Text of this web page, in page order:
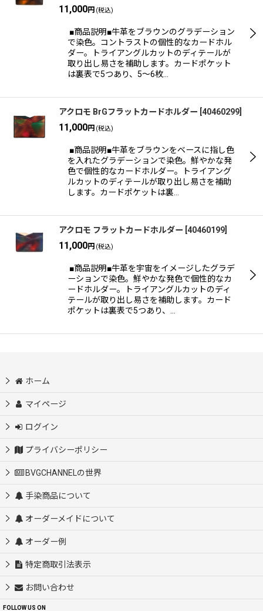
11,000円 (税込)
■商品説明■牛革をブラウンのグラデーション
で染色。コントラストの個性的なカードホル
ダー。トライアングルカットのディテールが
取り出し易さを補助します。カードポケット
は裏表で5つあり、5〜6枚…
アクロモ BrGフラットカードホルダー 40460299
11,000円 (税込)
■商品説明■牛革をブラウンをベースに指し色
を入れたグラデーションで染色。鮮やかな発
色で個性的なカードホルダー。トライアング
ルカットのディテールが取り出し易さを補助
します。カードポケットは裏…
アクロモ フラットカードホルダー 40460199
11,000円 (税込)
■商品説明■牛革を宇宙をイメージしたグラデ
ーションで染色。鮮やかな発色で個性的なカ
ードホルダー。トライアングルカットのディ
テールが取り出し易さを補助します。カード
ポケットは裏表で5つあり、…
ホーム
マイページ
ログイン
プライバシーポリシー
BVGCHANNELの世界
手染商品について
オーダーメイドについて
オーダー例
特定商取引法表示
お問い合わせ
FOLLOW US ON